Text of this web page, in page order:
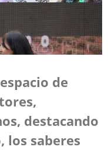
de
destacando
los saberes